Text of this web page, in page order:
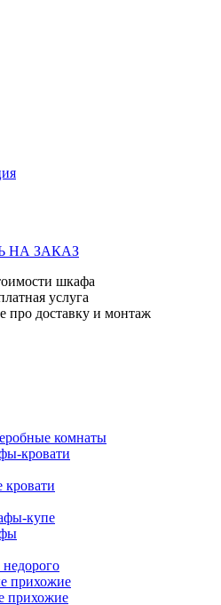
НА ЗАКАЗ
шкафа
услуга
про доставку и монтаж
комнаты
кровати
кровати
купе
прихожие
прихожие